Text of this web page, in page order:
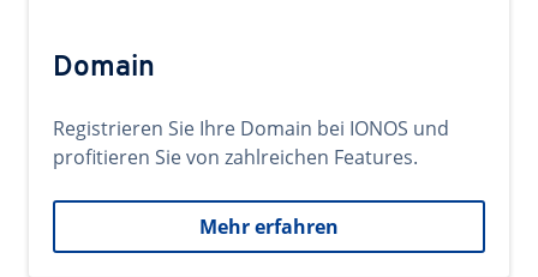
Domain
Registrieren Sie Ihre Domain bei IONOS und
profitieren Sie von zahlreichen Features.
Mehr erfahren